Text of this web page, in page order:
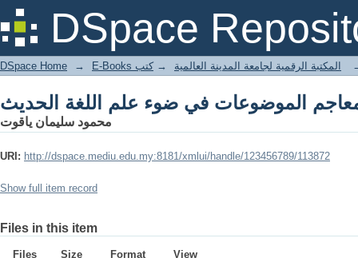
DSpace
الموضوعات في ضوء علم اللغة الحديث
DSpace Home → E-Books المكتبة الرقمية لجامعة المدينة العالمية → كتب
الموضوعات في ضوء علم اللغة الحديث
محمود سليمان ياقوت
URI: http://dspace.mediu.edu.my:8181/xmlui/handle/123456789/113872
Show full item record
Files in this item
Files Size Format
View